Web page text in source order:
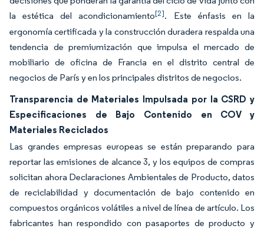
la estética del acondicionamiento[2]. Este énfasis en la
ergonomía certificada y la construcción duradera respalda una
tendencia de premiumización que impulsa el mercado de
mobiliario de oficina de Francia en el distrito central de
negocios de París y en los principales distritos de negocios.
Transparencia de Materiales Impulsada por la CSRD y
Especificaciones de Bajo Contenido en COV y
Materiales Reciclados
Las grandes empresas europeas se están preparando para
reportar las emisiones de alcance 3, y los equipos de compras
solicitan ahora Declaraciones Ambientales de Producto, datos
de reciclabilidad y documentación de bajo contenido en
compuestos orgánicos volátiles a nivel de línea de artículo. Los
fabricantes han respondido con pasaportes de producto y